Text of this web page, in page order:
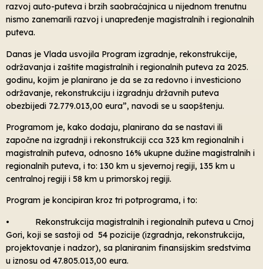
razvoj auto-puteva i brzih saobraćajnica u nijednom trenutnu
nismo zanemarili razvoj i unapređenje magistralnih i regionalnih
puteva.
Danas je Vlada usvojila Program izgradnje, rekonstrukcije,
održavanja i zaštite magistralnih i regionalnih puteva za 2025.
godinu, kojim je planirano je da se za redovno i investiciono
održavanje, rekonstrukciju i izgradnju državnih puteva
obezbijedi 72.779.013,00 eura”, navodi se u saopštenju.
Programom je, kako dodaju, planirano da se nastavi ili
započne na izgradnji i rekonstrukciji cca 323 km regionalnih i
magistralnih puteva, odnosno 16% ukupne dužine magistralnih i
regionalnih puteva, i to: 130 km u sjevernoj regiji, 135 km u
centralnoj regiji i 58 km u primorskoj regiji.
Program je koncipiran kroz tri potprograma, i to:
• Rekonstrukcija magistralnih i regionalnih puteva u Crnoj
Gori, koji se sastoji od 54 pozicije (izgradnja, rekonstrukcija,
projektovanje i nadzor), sa planiranim finansijskim sredstvima
u iznosu od 47.805.013,00 eura.